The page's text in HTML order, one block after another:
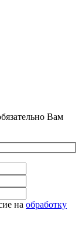
Вам
на обработку